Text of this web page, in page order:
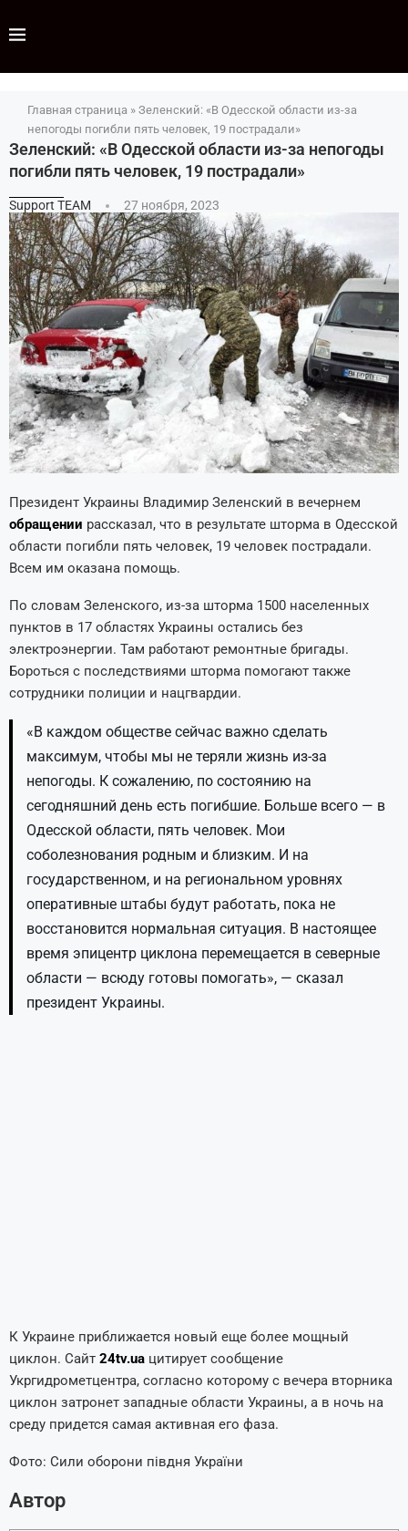
Главная страница » Зеленский: «В Одесской области из-за
непогоды погибли пять человек, 19 пострадали»
Зеленский: «В Одесской области из-за непогоды
погибли пять человек, 19 пострадали»
Support TEAM 27 ноября, 2023
Президент Украины Владимир Зеленский в вечернем
обращении рассказал, что в результате шторма в Одесской
области погибли пять человек, 19 человек пострадали.
Всем им оказана помощь.
По словам Зеленского, из-за шторма 1500 населенных
пунктов в 17 областях Украины остались без
электроэнергии. Там работают ремонтные бригады.
Бороться с последствиями шторма помогают также
сотрудники полиции и нацгвардии.
«В каждом обществе сейчас важно сделать
максимум, чтобы мы не теряли жизнь из-за
непогоды. К сожалению, по состоянию на
сегодняшний день есть погибшие. Больше всего — в
Одесской области, пять человек. Мои
соболезнования родным и близким. И на
государственном, и на региональном уровнях
оперативные штабы будут работать, пока не
восстановится нормальная ситуация. В настоящее
время эпицентр циклона перемещается в северные
области — всюду готовы помогать», — сказал
президент Украины.
К Украине приближается новый еще более мощный
циклон. Сайт 24tv.ua цитирует сообщение
Укргидрометцентра, согласно которому с вечера вторника
циклон затронет западные области Украины, а в ночь на
среду придется самая активная его фаза.
Фото: Сили оборони півдня України
Автор